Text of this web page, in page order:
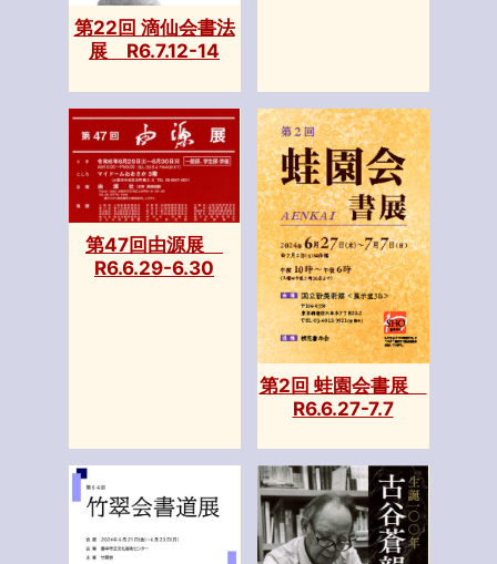
第22回 滴仙会書法
展 R6.7.12-14
第47回由源展
R6.6.29-6.30
第2回 蛙園会書展
R6.6.27-7.7